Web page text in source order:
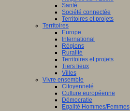
Santé
Société connectée
Territoires et projets
Territoires
Europe
International
Régions
Ruralité
Territoires et projets
Tiers lieux
Villes
Vivre ensemble
Citoyenneté
Culture européenne
Démocratie
Egalité Hommes/Femmes